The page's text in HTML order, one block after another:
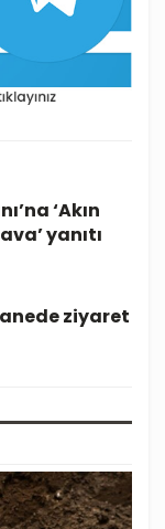
‘Akın
yanıtı
ziyaret